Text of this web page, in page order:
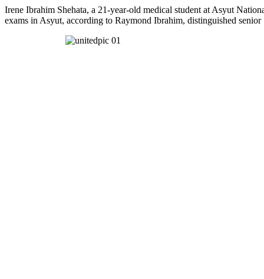
Irene Ibrahim Shehata, a 21-year-old medical student at Asyut
exams in Asyut, according to Raymond Ibrahim, distinguished